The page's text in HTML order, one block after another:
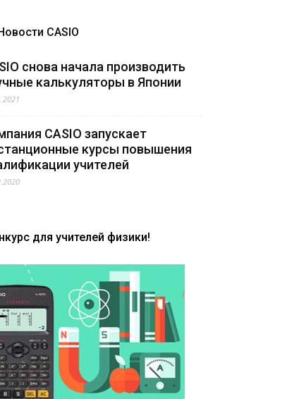
CASIO
снова начала производить
калькуляторы в Японии
CASIO запускает
курсы повышения
учителей
для учителей физики!